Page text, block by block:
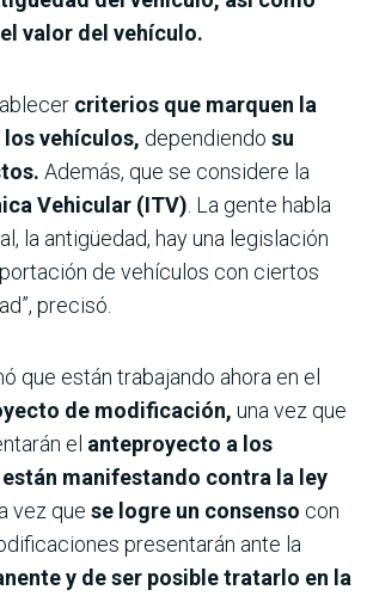
valor del vehículo.
criterios que marquen la
vehículos, dependiendo su
Además, que se considere la
Vehicular (ITV) . La gente habla
la antigüedad, hay una legislación
de vehículos con ciertos
precisó.
que están trabajando ahora en el
de modificación, una vez que
el anteproyecto a los
manifestando contra la ley
vez que se logre un consenso con
presentarán ante la
y de ser posible tratarlo en la